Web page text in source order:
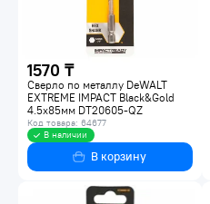
1570 ₸
Сверло по металлу DeWALT
EXTREME IMPACT Black&Gold
4.5х85мм DT20605-QZ
Код товара: 64677
В наличии
В корзину